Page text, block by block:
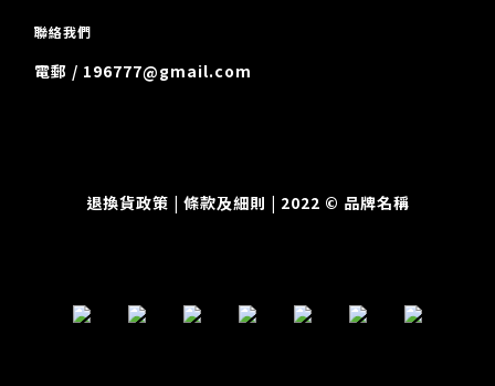
聯絡我們
電郵 / 196777@gmail.com
退換貨政策 | 條款及細則 | 2022 © 品牌名稱